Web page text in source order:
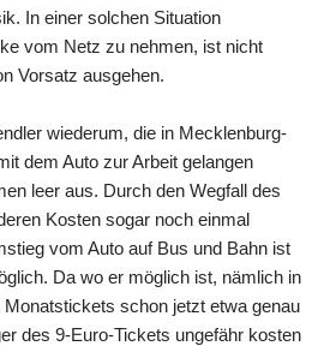
In einer solchen Situation
vom Netz zu nehmen, ist nicht
Vorsatz ausgehen.
wiederum, die in Mecklenburg-
dem Auto zur Arbeit gelangen
leer aus. Durch den Wegfall des
Kosten sogar noch einmal
vom Auto auf Bus und Bahn ist
Da wo er möglich ist, nämlich in
schon jetzt etwa genau
des 9-Euro-Tickets ungefähr kosten